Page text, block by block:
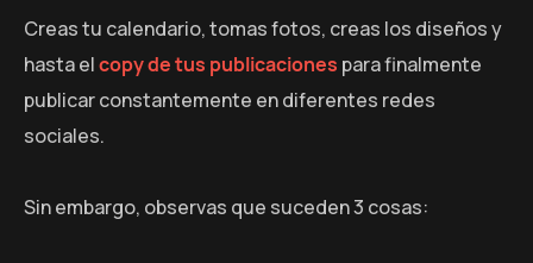
Creas tu calendario, tomas fotos, creas los diseños y
hasta elcopy de tus publicaciones para finalmente
publicar constantemente en diferentes redes
sociales.
Sin embargo, observas que suceden 3 cosas: